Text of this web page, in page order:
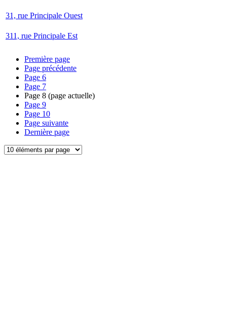
31, rue Principale Ouest
311, rue Principale Est
Première page
Page précédente
Page 6
Page 7
Page 8 (page actuelle)
Page 9
Page 10
Page suivante
Dernière page